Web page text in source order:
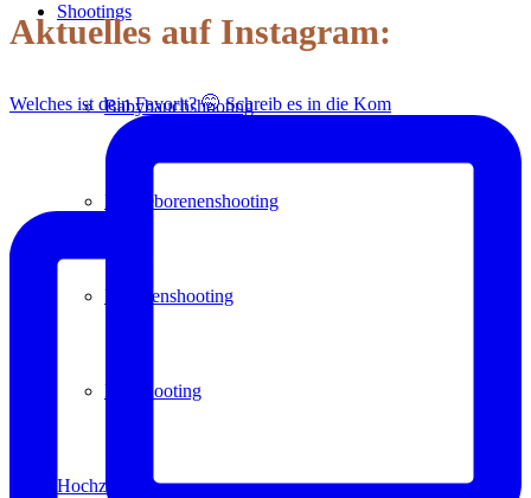
Shootings
Babybauchshooting
Neugeborenenshooting
Familienshooting
Paarshooting
Hochzeit
Aktuelles auf Instagram:
Welches ist dein Favorit? 🤭 Schreib es in die Kom